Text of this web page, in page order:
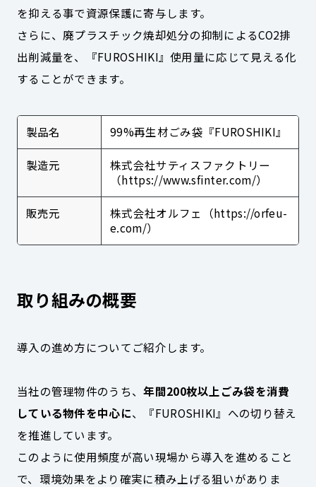
を抑える事で資源保護に寄与します。
さらに、廃プラスチック焼却処分の抑制によるCO2排
出削減量を、『FUROSHIKI』使用量に応じて見える化
することができます。
製品名 99%再生材ごみ袋『FUROSHIKI』
製造元
株式会社サティスファクトリー
（https://www.sfinter.com/）
販売元
株式会社オルフェ（https://orfeu-
e.com/）
取り組みの概要
導入の進め方についてご紹介します。
当社の管理物件のうち、年間200枚以上ごみ袋を消費
している物件を中心に、『FUROSHIKI』への切り替え
を推進しています。
このように使用頻度が高い現場から導入を進めること
で、環境効果をより確実に積み上げる狙いがありま